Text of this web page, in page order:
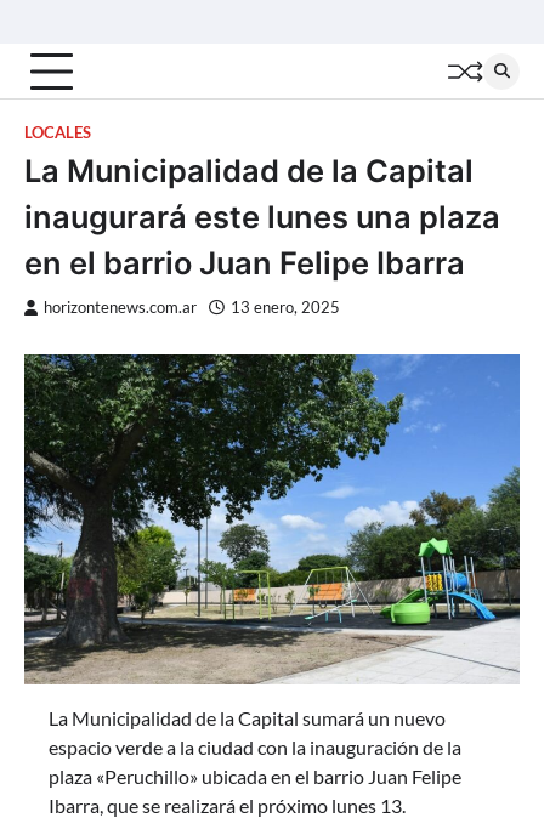
content
LOCALES
La Municipalidad de la Capital
inaugurará este lunes una plaza
en el barrio Juan Felipe Ibarra
horizontenews.com.ar 13 enero, 2025
La Municipalidad de la Capital sumará un nuevo
espacio verde a la ciudad con la inauguración de la
plaza «Peruchillo» ubicada en el barrio Juan Felipe
Ibarra, que se realizará el próximo lunes 13.